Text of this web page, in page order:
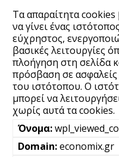
Τα απαραίτητα
να γίνει ένας ιστότοπος
εύχρηστος,
βασικές λειτουργίες
πλοήγηση στη σελίδα
πρόσβαση σε ασφαλείς
του ιστότοπου. Ο
μπορεί να
χωρίς αυτά τα cookies.
economix.gr